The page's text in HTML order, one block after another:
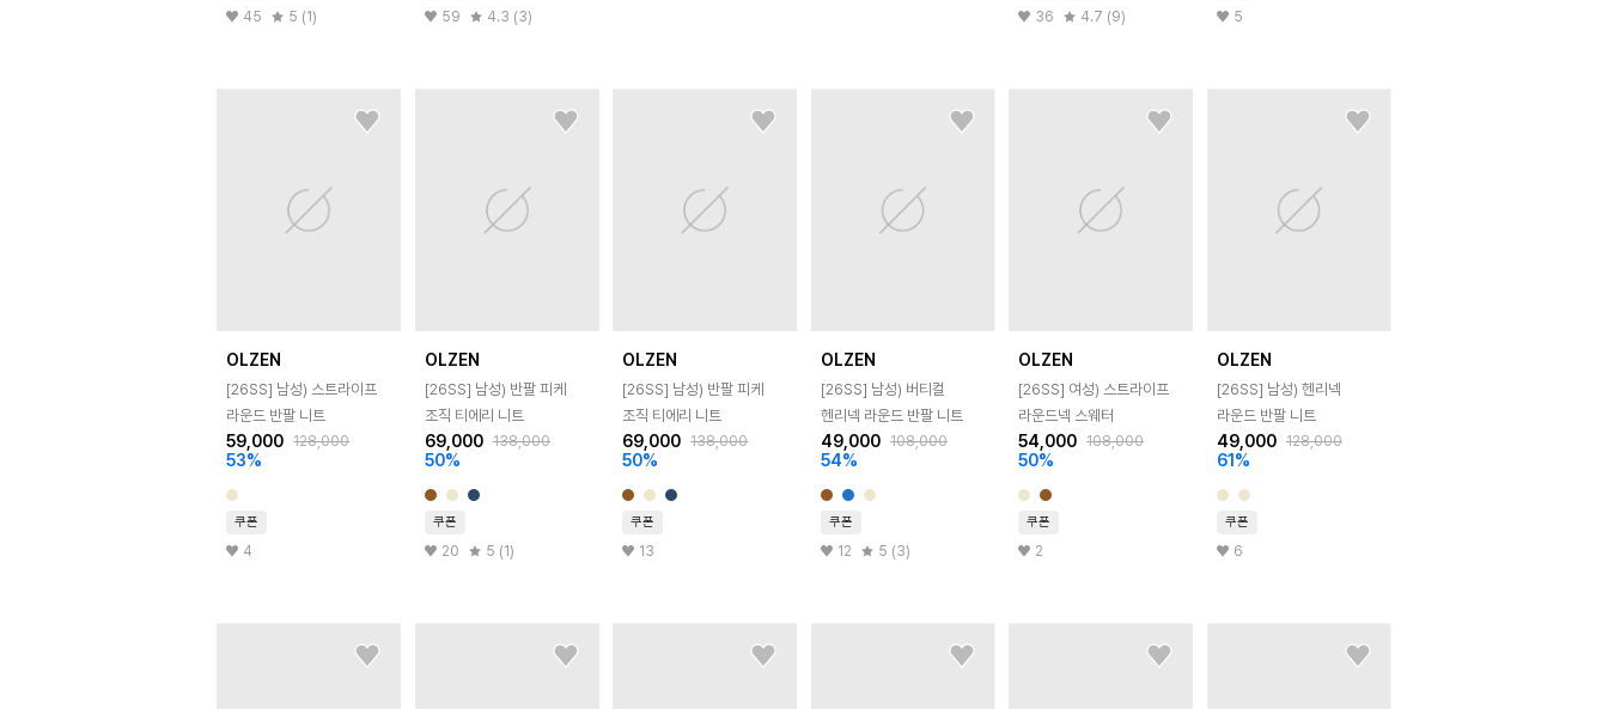
45 5 (1) 59 4.3 (3) 36 4.7 (9) 5
OLZEN
[26SS] 남성) 스트라이프
라운드 반팔 니트
59,000 128,000
53%
쿠폰
4
OLZEN
[26SS] 남성) 반팔 피케
조직 티에리 니트
69,000 138,000
50%
쿠폰
20 5 (1)
OLZEN
[26SS] 남성) 반팔 피케
조직 티에리 니트
69,000 138,000
50%
쿠폰
13
OLZEN
[26SS] 남성) 버티컬
헨리넥 라운드 반팔 니트
49,000 108,000
54%
쿠폰
12 5 (3)
OLZEN
[26SS] 여성) 스트라이프
라운드넥 스웨터
54,000 108,000
50%
쿠폰
2
OLZEN
[26SS] 남성) 헨리넥
라운드 반팔 니트
49,000 128,000
61 %
쿠폰
6